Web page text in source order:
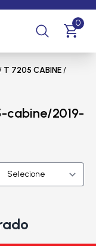
0
T 7205 CABINE/
2019-